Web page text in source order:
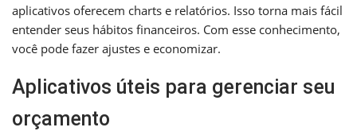
aplicativos oferecem charts e relatórios. Isso torna mais fácil
entender seus hábitos financeiros. Com esse conhecimento,
você pode fazer ajustes e economizar.
Aplicativos úteis para gerenciar seu
orçamento